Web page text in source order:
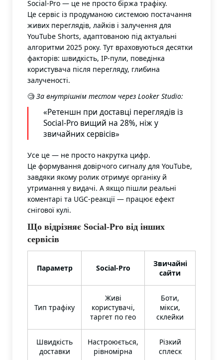
Social-Pro — це не просто біржа трафіку.
Це сервіс із продуманою системою постачання
живих переглядів, лайків і залучення для
YouTube Shorts, адаптованою під актуальні
алгоритми 2025 року. Тут враховуються десятки
факторів: швидкість, IP-пули, поведінка
користувача після перегляду, глибина
залученості.
🧐 За внутрішнім тестом через Looker Studio:
«Ретеншн при доставці переглядів із
Social-Pro вищий на 28%, ніж у
звичайних сервісів»
Усе це — не просто накрутка цифр.
Це формування довірчого сигналу для YouTube,
завдяки якому ролик отримує органіку й
утримання у видачі. А якщо пішли реальні
коментарі та UGC-реакції — працює ефект
снігової кулі.
Що відрізняє Social-Pro від інших
сервісів
Параметр Social-Pro
Звичайні
сайти
Тип трафіку
Живі
користувачі,
таргет по гео
Боти,
мікси,
склейки
Швидкість
доставки
Настроюється,
рівномірна
Різкий
сплеск